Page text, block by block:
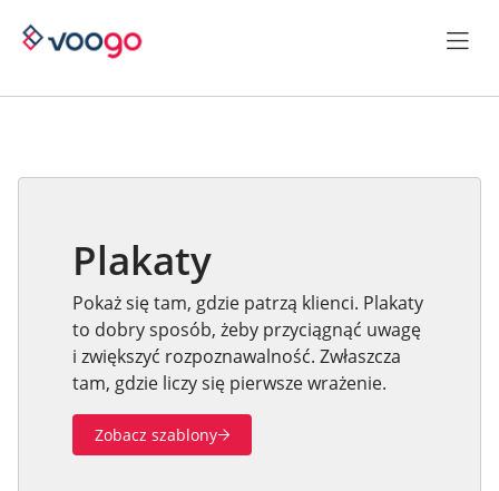
Plakaty
Pokaż się tam, gdzie patrzą klienci. Plakaty
to dobry sposób, żeby przyciągnąć uwagę
i zwiększyć rozpoznawalność. Zwłaszcza
tam, gdzie liczy się pierwsze wrażenie.
Zobacz szablony